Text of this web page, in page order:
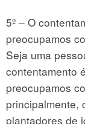
5º – O
preocupamos
Seja uma
contentamento
preocupamos
principalmente,
plantadores de